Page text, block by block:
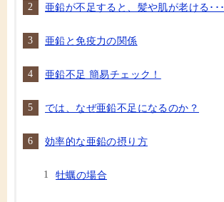
亜鉛が不足すると、髪や肌が老ける･･･
亜鉛と免疫力の関係
亜鉛不足 簡易チェック！
では、なぜ亜鉛不足になるのか？
効率的な亜鉛の摂り方
牡蠣の場合